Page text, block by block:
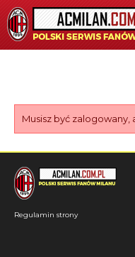
Musisz być
Regulamin strony